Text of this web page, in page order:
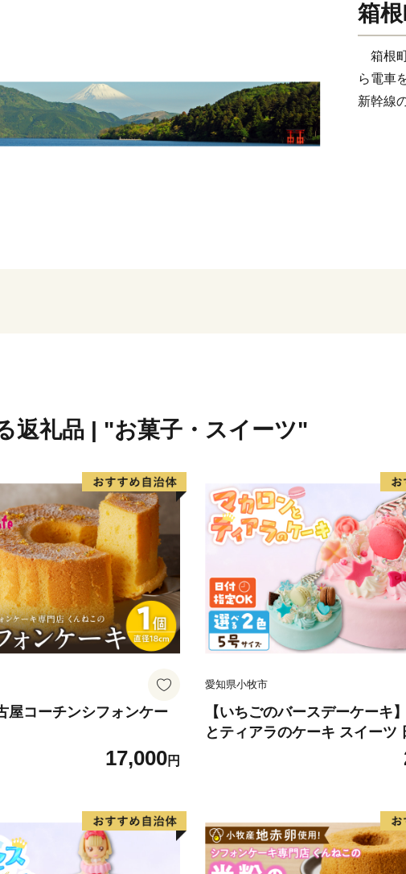
箱
箱根
ら電車
新幹線
も非常
を周遊
そのた
富士箱
ている
返礼品 | "お菓子・スイーツ"
コーチンシフォンケー
17,000円
愛知県小牧市
【いちごのバースデーケーキ
とティアラのケーキ スイーツ
デザート 洋菓子 お取り寄せ
市 送料無料 誕生日 クリスマ